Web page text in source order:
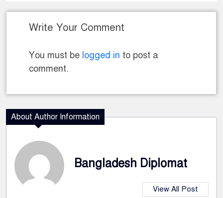
Write Your Comment
You must be logged in to post a
comment.
About Author Information
Bangladesh Diplomat
View All Post